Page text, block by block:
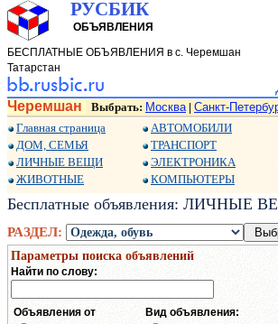
РУСБИК
ОБЪЯВЛЕНИЯ
БЕСПЛАТНЫЕ ОБЪЯВЛЕНИЯ в с. Черемшан
Татарстан
Черемшан Выбрать: Москва| Санкт-
Главная страница
ДОМ, СЕМЬЯ
ЛИЧНЫЕ ВЕЩИ
ЖИВОТНЫЕ
АВТОМОБИЛИ
ТРАНСПОРТ
ЭЛЕКТРОНИКА
КОМПЬЮТЕРЫ
Бесплатные объявления: ЛИЧНЫЕ
РАЗДЕЛ:
Параметры поиска объявлений
Найти по слову:
Объявления от
Вид объявления: